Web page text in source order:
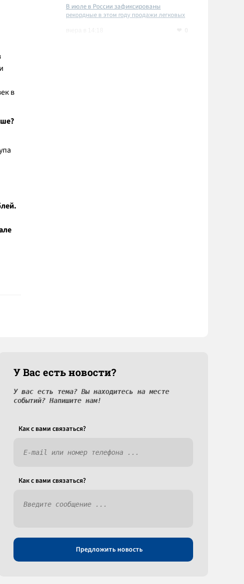
в
В июле в России зафиксированы
рекордные в этом году продажи легковых
У Вас есть новости?
У вас есть тема? Вы находитесь на месте
событий? Напишите нам!
Как c вами связаться?
Как c вами связаться?
Предложить новость